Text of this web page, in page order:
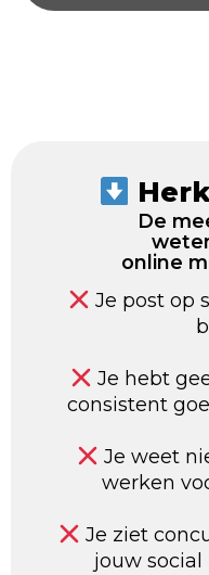
De
online
Je post op
Je hebt
consistent
Je weet
werken
Je ziet
jouw